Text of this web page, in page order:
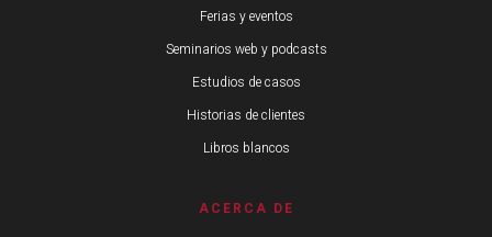
Ferias y eventos
Seminarios web y podcasts
Estudios de casos
Historias de clientes
Libros blancos
ACERCA DE